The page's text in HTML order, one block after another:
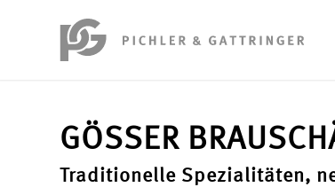
GÖSSER
Traditionelle Spezialitäten,